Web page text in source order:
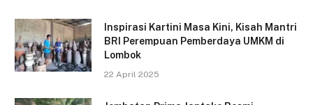
Inspirasi Kartini Masa Kini, Kisah Mantri
BRI Perempuan Pemberdaya UMKM di
Lombok
22 April 2025